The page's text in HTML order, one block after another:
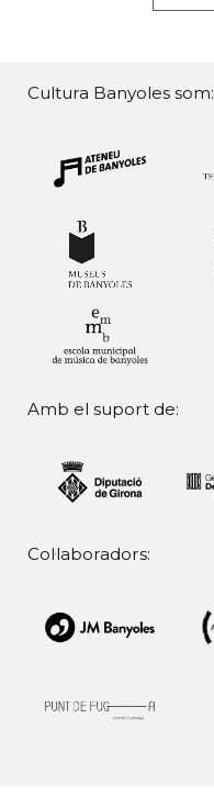
Cultura Banyoles som:
Amb el suport de:
Col·laboradors: